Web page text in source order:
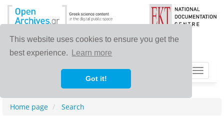
This website uses cookies to ensure you get the
best experience.
Learn more
Got it!
Toggle
Home page Search